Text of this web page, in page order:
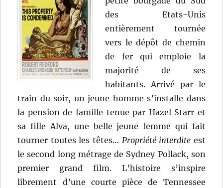
des Etats-Unis
entièrement tournée
vers le dépôt de chemin
de fer qui emploie la
majorité de ses
habitants. Arrivé par le
train du soir, un jeune homme s’installe dans
la pension de famille tenue par Hazel Starr et
sa fille Alva, une belle jeune femme qui fait
tourner toutes les têtes… Propriété interdite est
le second long métrage de Sydney Pollack, son
premier grand film. L’histoire s’inspire
librement d’une courte pièce de Tennessee